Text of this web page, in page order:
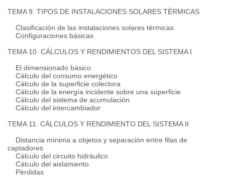
TEMA 9. TIPOS DE INSTALACIONES SOLARES TÉRMICAS
Clasificación de las instalaciones solares térmicas
Configuraciones básicas
TEMA 10. CÁLCULOS Y RENDIMIENTOS DEL SISTEMA I
El dimensionado básico
Cálculo del consumo energético
Cálculo de la superficie colectora
Cálculo de la energía incidente sobre una superficie
Cálculo del sistema de acumulación
Cálculo del intercambiador
TEMA 11. CÁLCULOS Y RENDIMIENTO DEL SISTEMA II
Distancia mínima a objetos y separación entre filas de
captadores
Cálculo del circuito hidráulico
Cálculo del aislamiento
Pérdidas